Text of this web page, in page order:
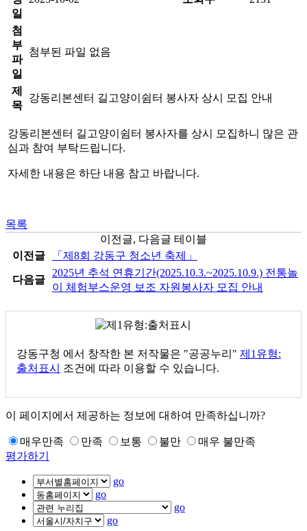
일
첨
부
파
일
첨부된 파일 없음
제
목
강동리본센터 길고양이쉼터 봉사자 상시 모집 안내
강동리본센터 길고양이쉼터 봉사자를 상시 모집하니 많은 관
심과 참여 부탁드립니다.
자세한 내용은 하단 내용 참고 바랍니다.
목록
이전글, 다음글 테이블
이전글
「제8회 강동구 청소년 축제」
다음글
2025년 추석 연휴기간(2025.10.3.~2025.10.9.) 전통놀
이 체험부스운영 보조 자원봉사자 모집 안내
강동구청 에서 창작한 본 저작물은 "공공누리" 제1유형:
출처표시
조건에 따라 이용할 수 있습니다.
이 페이지에서 제공하는 정보에 대하여 만족하십니까?
매우만족 만족 보통 불만
매우 불만족
평가하기
go
go
go
go